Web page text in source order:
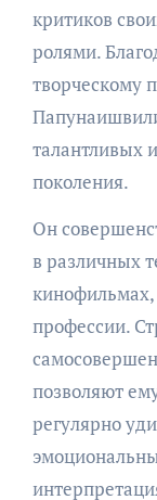
критиков
ролями.
творческому
талантливых
поколения.
Он
в различных
кинофильмах,
профессии.
позволяют
регулярно